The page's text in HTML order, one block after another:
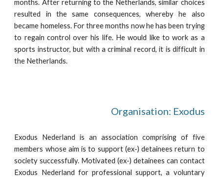
months. After returning to the Netherlands, similar choices
resulted in the same consequences, whereby he also
became homeless. For three months now he has been trying
to regain control over his life. He would like to work as a
sports instructor, but with a criminal record, it is difficult in
the Netherlands.
Organisation: Exodus
Exodus Nederland is an association comprising of five
members whose aim is to support (ex-) detainees return to
society successfully. Motivated (ex-) detainees can contact
Exodus Nederland for professional support, a voluntary